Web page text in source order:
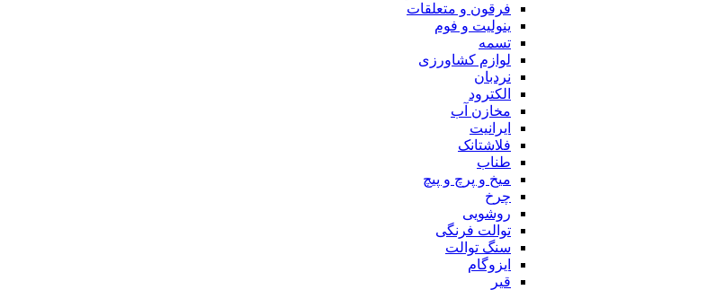
فرقون و متعلقات
ینولیت و فوم
تسمه
لوازم کشاورزی
نردبان
الکترود
مخازن آب
ایرانیت
فلاشتانک
طناب
میخ و پرچ و پیچ
چرخ
روشویی
توالت فرنگی
سنگ توالت
ایزوگام
قیر